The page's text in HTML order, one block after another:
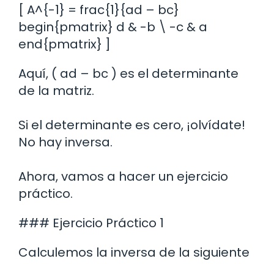
[ A^{-1} = frac{1}{ad – bc}
begin{pmatrix} d & -b \ -c & a
end{pmatrix} ]
Aquí, ( ad – bc ) es el determinante
de la matriz.
Si el determinante es cero, ¡olvídate!
No hay inversa.
Ahora, vamos a hacer un ejercicio
práctico.
### Ejercicio Práctico 1
Calculemos la inversa de la siguiente